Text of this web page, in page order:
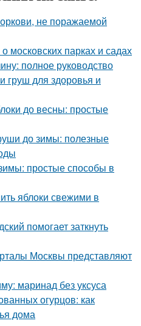
не поражаемой
московских парках и садах
полное руководство
груш для здоровья и
до весны: простые
до зимы: полезные
простые способы в
яблоки свежими в
помогает заткнуть
Москвы представляют
маринад без уксуса
огурцов: как
дома